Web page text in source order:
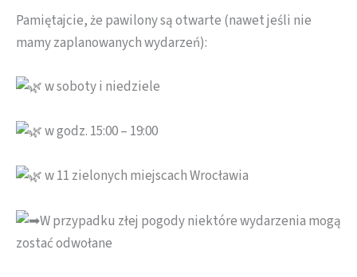
Pamiętajcie, że pawilony są otwarte (nawet jeśli nie
mamy zaplanowanych wydarzeń):
w soboty i niedziele
w godz. 15:00 – 19:00
w 11 zielonych miejscach Wrocławia
W przypadku złej pogody niektóre wydarzenia mogą
zostać odwołane